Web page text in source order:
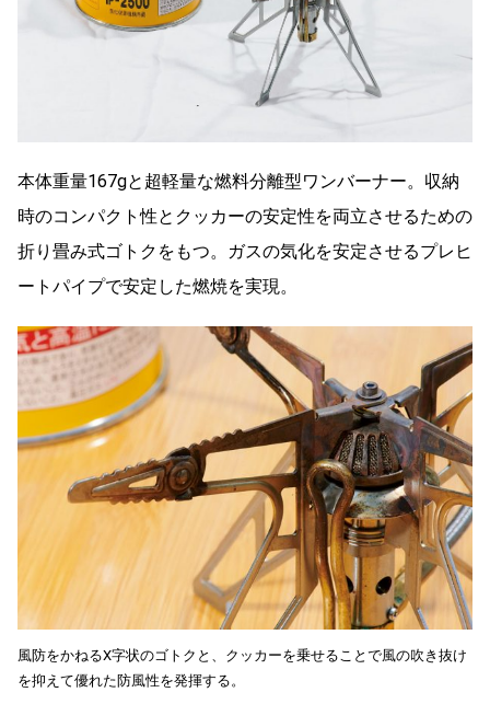
本体重量167gと超軽量な燃料分離型ワンバーナー。収納
時のコンパクト性とクッカーの安定性を両立させるための
折り畳み式ゴトクをもつ。ガスの気化を安定させるプレヒ
ートパイプで安定した燃焼を実現。
風防をかねるX字状のゴトクと、クッカーを乗せることで風の吹き抜け
を抑えて優れた防風性を発揮する。